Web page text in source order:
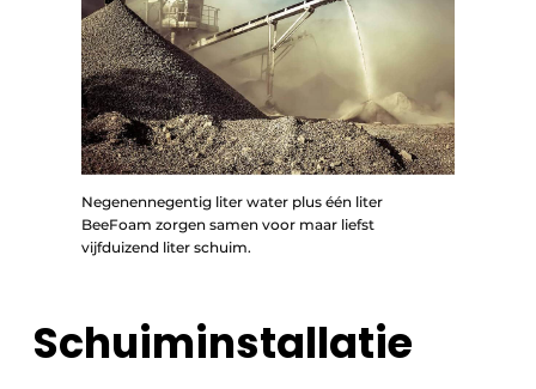
Negenennegentig liter water plus één liter
BeeFoam zorgen samen voor maar liefst
vijfduizend liter schuim.
Schuiminstallatie